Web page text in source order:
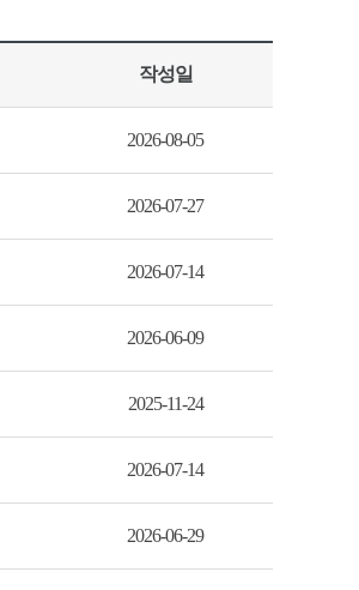
작성일
2026-08-05
2026-07-27
2026-07-14
2026-06-09
2025-11-24
2026-07-14
2026-06-29